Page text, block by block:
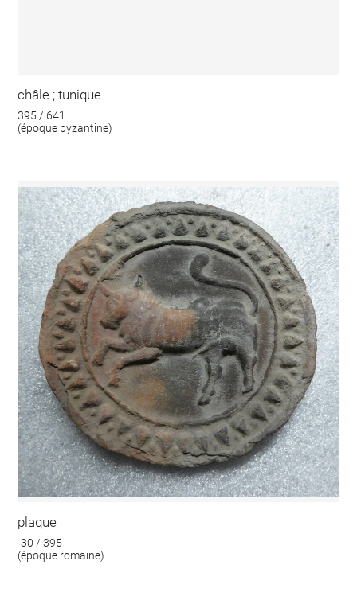
châle ; tunique
395 / 641
(époque byzantine)
plaque
-30 / 395
(époque romaine)